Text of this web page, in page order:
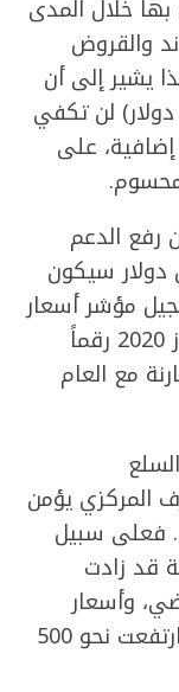
بها خلال المدى
والقروض
يشير إلى أن
دولار) لن تكفي
إضافية، على
محسوم.
رفع الدعم
إلى نحو 700 مليون دولار سيكون
مؤشر أسعار
الاستهلاك في لبنان خلال شهر تموز 2020 رقماً
بالمئة مقارنة مع العام
المركزي يؤمن
فعلى سبيل
قد زادت
وأسعار
الأثاث والتجهيزات المنزلية والصيانة ارتفعت نحو 500